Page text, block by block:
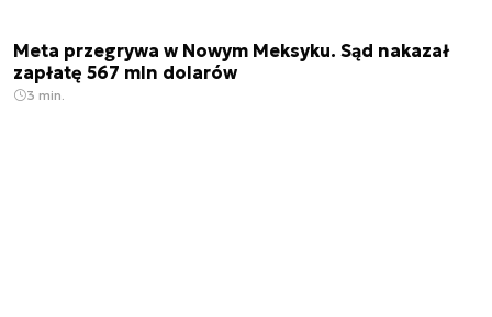
Meta przegrywa w Nowym Meksyku. Sąd nakazał
zapłatę 567 mln dolarów
3 min.